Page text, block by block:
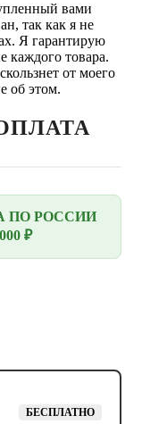
вами
так как я не
Я гарантирую
каждого товара.
от моего
об этом.
ПО РОССИИ
₽
БЕСПЛАТНО